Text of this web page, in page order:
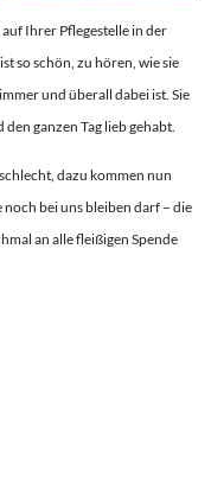
auf Ihrer Pflegestelle in der
so schön, zu hören, wie sie
und überall dabei ist. Sie
ganzen Tag lieb gehabt.
dazu kommen nun
bei uns bleiben darf – die
an alle fleißigen Spende